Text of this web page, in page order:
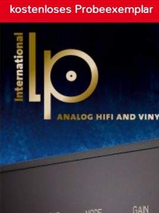
kostenloses Probeexemplar